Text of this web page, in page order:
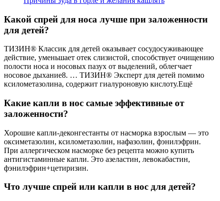
Какой спрей для носа лучше при заложенности
для детей?
ТИЗИН® Классик для детей оказывает сосудосуживающее
действие, уменьшает отек слизистой, способствует очищению
полости носа и носовых пазух от выделений, облегчает
носовое дыхание8. … ТИЗИН® Эксперт для детей помимо
ксилометазолина, содержит гиалуроновую кислоту.Ещё
Какие капли в нос самые эффективные от
заложенности?
Хорошие капли-деконгестанты от насморка взрослым — это
оксиметазолин, ксилометазолин, нафазолин, фэнилэфрин.
При аллергическом насморке без рецепта можно купить
антигистаминные капли. Это азеластин, левокабастин,
фэнилэфрин+цетиризин.
Что лучше спрей или капли в нос для детей?